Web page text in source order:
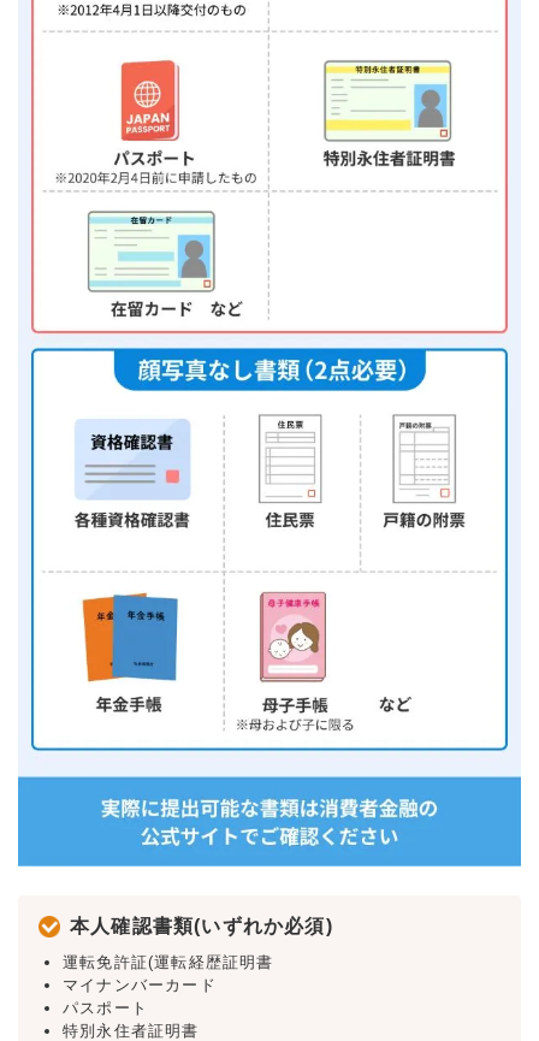
本人確認書類(いずれか必須)
運転免許証(運転経歴証明書
マイナンバーカード
パスポート
特別永住者証明書